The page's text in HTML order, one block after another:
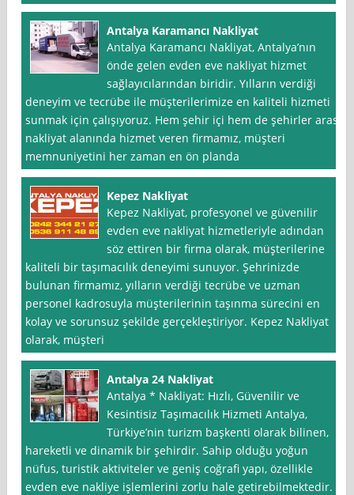
Antalya Karamancı Nakliyat
Antalya Karamancı Nakliyat, Antalya’nın
önde gelen evden eve nakliyat hizmet
sağlayıcılarından biridir. Yılların verdiği
deneyim ve tecrübe ile müşterilerimize en kaliteli hizmeti
sunmak için çalışıyoruz. Hem şehir içi hem de şehirler arası
nakliyat alanında hizmet veren firmamız, müşteri
memnuniyetini her zaman en ön planda
Kepez Nakliyat
Kepez Nakliyat, profesyonel ve güvenilir
evden eve nakliyat hizmetleriyle adından
söz ettiren bir firma olarak, müşterilerine
kaliteli bir taşımacılık deneyimi sunuyor. Şehrinizde
bulunan firmamız, yılların verdiği tecrübe ve uzman
personel kadrosuyla müşterilerinin taşınma sürecini en
kolay ve sorunsuz şekilde gerçekleştiriyor. Kepez Nakliyat
olarak, müşteri
Antalya 24 Nakliyat
Antalya * Nakliyat: Hızlı, Güvenilir ve
Kesintisiz Taşımacılık Hizmeti Antalya,
Türkiye’nin turizm başkenti olarak bilinen,
hareketli ve dinamik bir şehirdir. Sahip olduğu yoğun
nüfus, turistik aktiviteler ve geniş coğrafi yapı, özellikle
evden eve nakliye işlemlerini zorlu hale getirebilmektedir.